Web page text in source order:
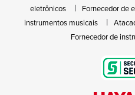
eletrônicos
Fornecedor de
instrumentos musicais
Fornecedor de